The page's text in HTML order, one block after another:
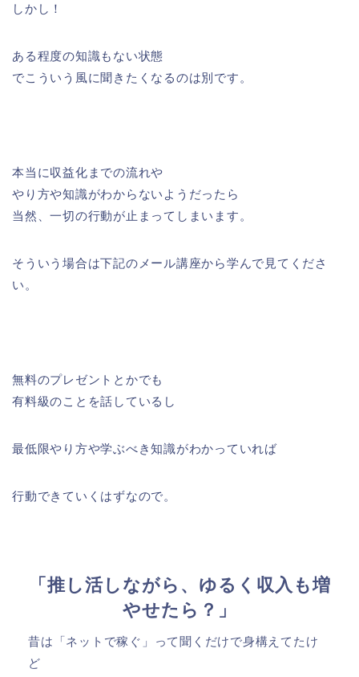
しかし！
ある程度の知識もない状態
でこういう風に聞きたくなるのは別です。
本当に収益化までの流れや
やり方や知識がわからないようだったら
当然、一切の行動が止まってしまいます。
そういう場合は下記のメール講座から学んで見てくださ
い。
無料のプレゼントとかでも
有料級のことを話しているし
最低限やり方や学ぶべき知識がわかっていれば
行動できていくはずなので。
「推し活しながら、ゆるく収入も増
やせたら？」
昔は「ネットで稼ぐ」って聞くだけで身構えてたけ
ど